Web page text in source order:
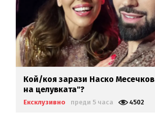
Кой/коя зарази Наско Месечков
на целувката"?
Ексклузивно преди 5 часа 4502